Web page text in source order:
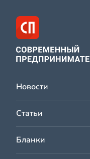
Новости
Статьи
Бланки